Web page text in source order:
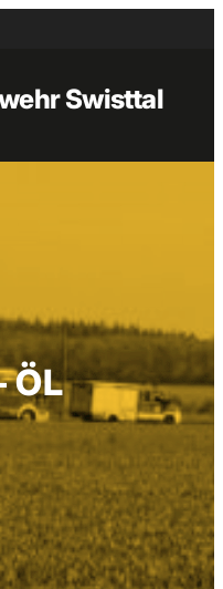
Swisttal
ÖL